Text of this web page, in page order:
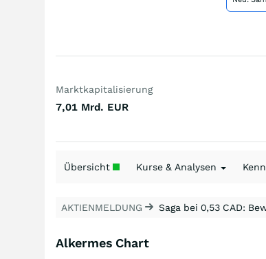
Marktkapitalisierung
7,01 Mrd. EUR
Übersicht Kurse & Analysen
AKTIENMELDUNG Saga bei 0,53 CAD:
Alkermes Chart